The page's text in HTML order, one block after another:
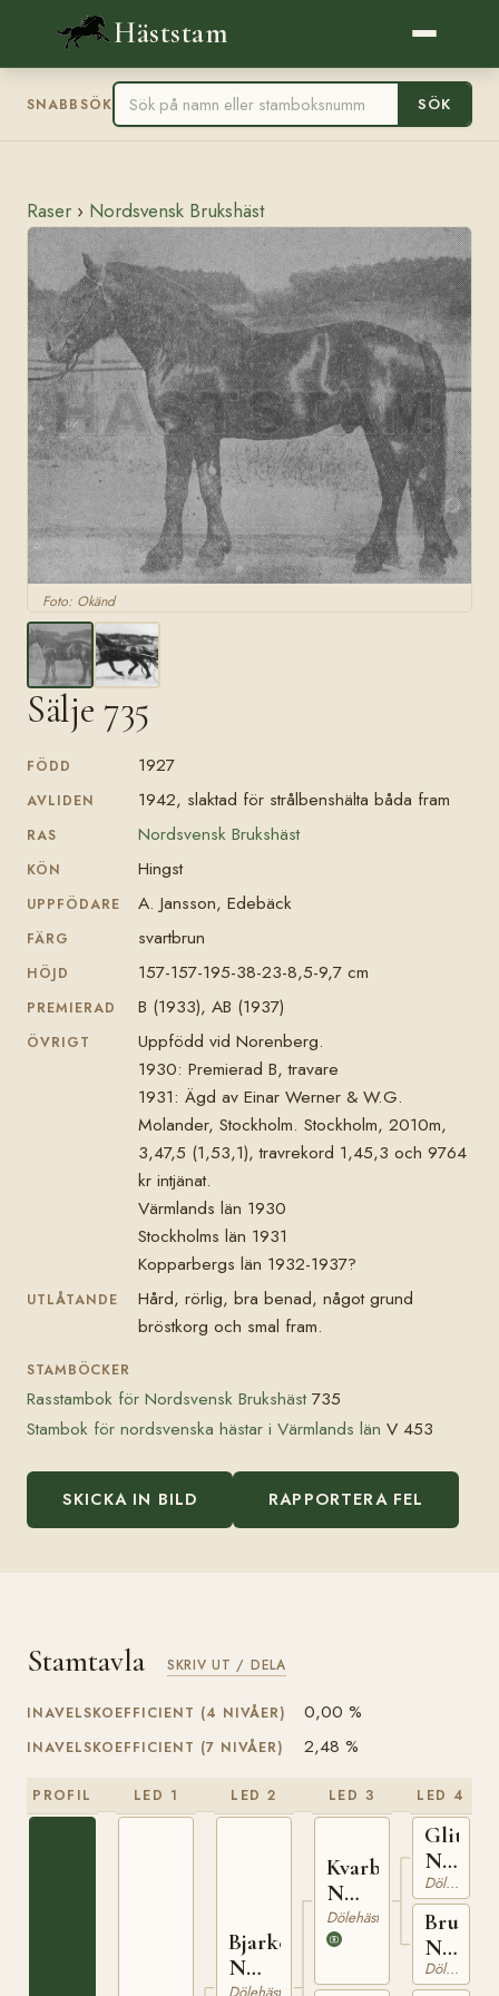
Häststam
SNABBSÖK SÖK
Raser › Nordsvensk Brukshäst
Foto: Okänd
Sälje 735
FÖDD 1927
AVLIDEN 1942, slaktad för strålbenshälta båda fram
RAS Nordsvensk Brukshäst
KÖN Hingst
UPPFÖDARE A. Jansson, Edebäck
FÄRG svartbrun
HÖJD 157-157-195-38-23-8,5-9,7 cm
PREMIERAD B (1933), AB (1937)
ÖVRIGT
Uppfödd vid Norenberg.
1930: Premierad B, travare
1931: Ägd av Einar Werner & W.G.
Molander, Stockholm. Stockholm, 2010m,
3,47,5 (1,53,1), travrekord 1,45,3 och 9764
kr intjänat.
Värmlands län 1930
Stockholms län 1931
Kopparbergs län 1932-1937?
UTLÅTANDE
Hård, rörlig, bra benad, något grund
bröstkorg och smal fram.
STAMBÖCKER
Rasstambok för Nordsvensk Brukshäst735
Stambok för nordsvenska hästar i Värmlands län V 453
SKICKA IN BILD RAPPORTERA FEL
Stamtavla SKRIV UT / DELA
INAVELSKOEFFICIENT (4 NIVÅER) 0,00 %
INAVELSKOEFFICIENT (7 NIVÅER) 2,48 %
PROFIL LED 1 LED 2
Bjarke
N
LED 3
Kvarbern
N
582
Dölehäst
LED 4
Glitre
N
390
Dölehäst
Bruna
N
548Dölehäst